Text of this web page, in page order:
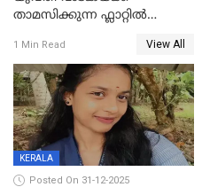
താമസിക്കുന്ന ഫ്ലാറ്റില്‍
സംഭവം കൈതപ്പൊയിലില്‍
1 Min Read View All
KERALA
Posted On 31-12-2025